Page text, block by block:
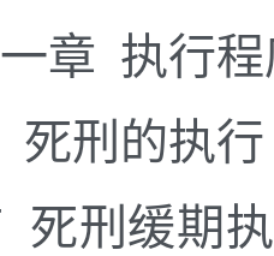
执行程
死刑的执行
死刑缓期